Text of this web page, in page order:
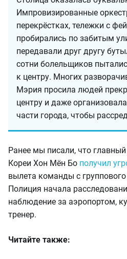
Импровизированные
перекрёстках, тележки с
пробирались по забитым
передавали друг другу
сотни болельщиков
к центру. Многих
Мэрия просила людей
центру и даже
части города, чтобы
Ранее мы писали, что
Кореи Хон Мён Бо получил
вылета команды с
Полиция начала
наблюдение за аэропортом,
тренер.
Читайте также: